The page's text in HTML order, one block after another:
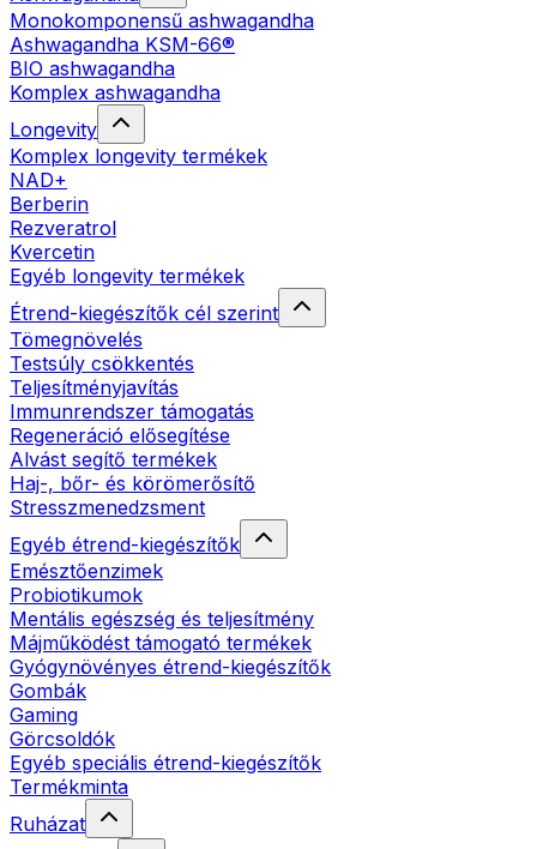
Monokomponensű ashwagandha
Ashwagandha KSM-66®
BIO ashwagandha
Komplex ashwagandha
Longevity
Komplex longevity termékek
NAD+
Berberin
Rezveratrol
Kvercetin
Egyéb longevity termékek
Étrend-kiegészítők cél szerint
Tömegnövelés
Testsúly csökkentés
Teljesítményjavítás
Immunrendszer támogatás
Regeneráció elősegítése
Alvást segítő termékek
Haj-, bőr- és körömerősítő
Stresszmenedzsment
Egyéb étrend-kiegészítők
Emésztőenzimek
Probiotikumok
Mentális egészség és teljesítmény
Májműködést támogató termékek
Gyógynövényes étrend-kiegészítők
Gombák
Gaming
Görcsoldók
Egyéb speciális étrend-kiegészítők
Termékminta
Ruházat